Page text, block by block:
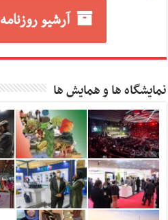
آرشیو
نمایشگاه ها و همایش ها